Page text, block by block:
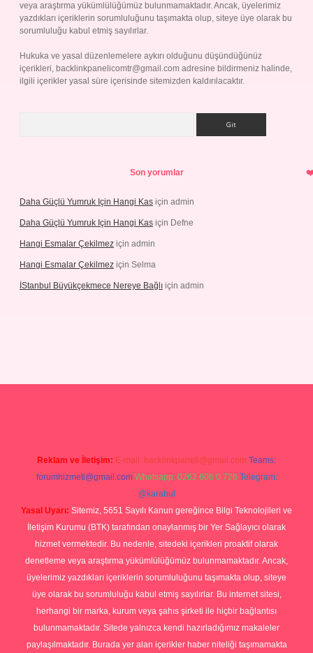
veya araştırma yükümlülüğümüz bulunmamaktadır. Ancak, üyelerimiz
yazdıkları içeriklerin sorumluluğunu taşımakta olup, siteye üye olarak bu
sorumluluğu kabul etmiş sayılırlar.
Hukuka ve yasal düzenlemelere aykırı olduğunu düşündüğünüz
içerikleri, backlinkpanelicomtr@gmail.com adresine bildirmeniz halinde,
ilgili içerikler yasal süre içerisinde sitemizden kaldırılacaktır.
Son yorumlar
Daha Güçlü Yumruk Için Hangi Kas için admin
Daha Güçlü Yumruk Için Hangi Kas için Defne
Hangi Esmalar Çekilmez için admin
Hangi Esmalar Çekilmez için Selma
İStanbul Büyükçekmece Nereye Bağlı için admin
Reklam ve İletişim: E-mail: backlinkpaneli@gmail.com Teams:
forumhizmeti@gmail.com Whatsapp: 0262 606 0 726 Telegram:
@karabul
Yasal Uyarı: Sitemiz, 5651 Sayılı Kanun gereğince Bilgi Teknolojileri ve
İletişim Kurumu (BTK) tarafından onaylanmış bir Yer Sağlayıcı olarak
hizmet vermektedir. Bu nedenle, sitedeki içerikleri proaktif olarak
denetleme veya araştırma yükümlülüğümüz bulunmamaktadır. Ancak,
üyelerimiz yazdıkları içeriklerin sorumluluğunu taşımakta olup, siteye
üye olarak bu sorumluluğu kabul etmiş sayılırlar. Bu internet sitesi,
herhangi bir marka, kurum veya şahıs şirketi ile hiçbir bağlantısı
bulunmamaktadır. Sitede yalnızca kendi hazırladığımız makaleler
paylaşılmaktadır. Burada yer alan içerikler haber niteliği taşımamakta